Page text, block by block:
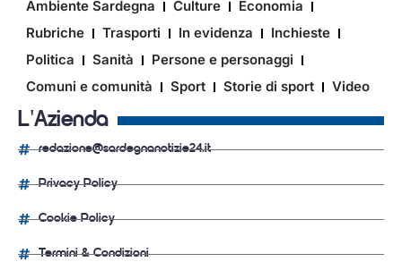
Ambiente Sardegna Culture
Economia
Rubriche
Trasporti In evidenza
Inchieste
Politica
Sanità
Persone e personaggi
Comuni e comunità
Sport Storie di sport Video
L'Azienda
redazione@sardegnanotizie24.it
Privacy Policy
Cookie Policy
Termini & Condizioni